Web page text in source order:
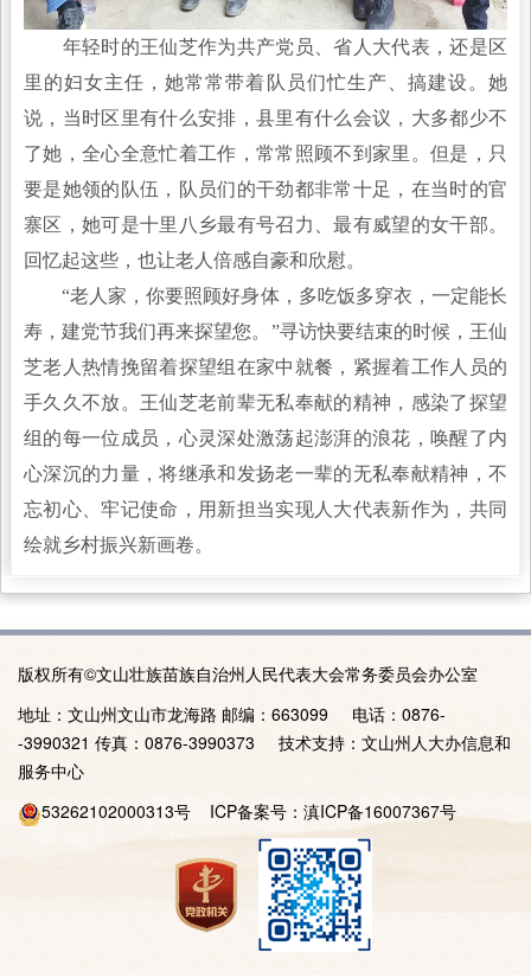
年轻时的王仙芝作为共产党员、省人大代表，还是区
里的妇女主任，她常常带着队员们忙生产、搞建设。她
说，当时区里有什么安排，县里有什么会议，大多都少不
了她，全心全意忙着工作，常常照顾不到家里。但是，只
要是她领的队伍，队员们的干劲都非常十足，在当时的官
寨区，她可是十里八乡最有号召力、最有威望的女干部。
回忆起这些，也让老人倍感自豪和欣慰。
“老人家，你要照顾好身体，多吃饭多穿衣，一定能长
寿，建党节我们再来探望您。”寻访快要结束的时候，王仙
芝老人热情挽留着探望组在家中就餐，紧握着工作人员的
手久久不放。王仙芝老前辈无私奉献的精神，感染了探望
组的每一位成员，心灵深处激荡起澎湃的浪花，唤醒了内
心深沉的力量，将继承和发扬老一辈的无私奉献精神，不
忘初心、牢记使命，用新担当实现人大代表新作为，共同
绘就乡村振兴新画卷。
版权所有©文山壮族苗族自治州人民代表大会常务委员会办公室
地址：文山州文山市龙海路 邮编：663099 电话：0876-
-3990321 传真：0876-3990373 技术支持：文山州人大办信息和
服务中心
53262102000313号 ICP备案号： 滇ICP备16007367号